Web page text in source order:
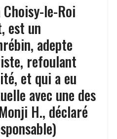
le-Roi
est un
adepte
refoulant
et qui a eu
avec une des
H., déclaré